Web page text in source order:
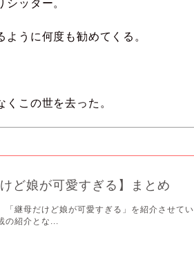
ッター。
うに何度も勧めてくる。
この世を去った。
ど娘が可愛すぎる】まとめ
「継母だけど娘が可愛すぎる」を紹介させてい
の紹介とな...